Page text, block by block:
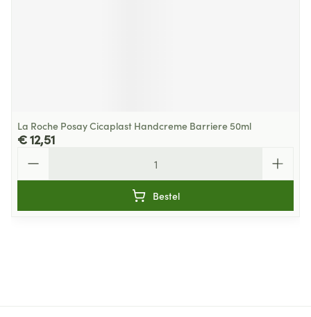
La Roche Posay Cicaplast Handcreme Barriere 50ml
€ 12,51
Bestel